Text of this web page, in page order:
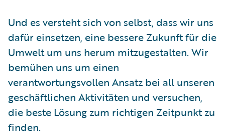
Und es versteht sich von selbst, dass wir uns
dafür einsetzen, eine bessere Zukunft für die
Umwelt um uns herum mitzugestalten. Wir
bemühen uns um einen
verantwortungsvollen Ansatz bei all unseren
geschäftlichen Aktivitäten und versuchen,
die beste Lösung zum richtigen Zeitpunkt zu
finden.